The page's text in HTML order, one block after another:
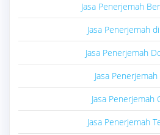
Jasa Penerjemah
Jasa Penerjemah
Jasa Penerjemah
Jasa
Jasa Penerjemah
Jasa Penerjemah